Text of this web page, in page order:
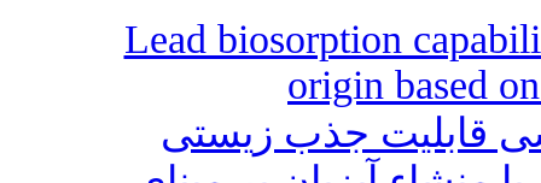
Lead biosorption
origin based
قابلیت جذب زیستی